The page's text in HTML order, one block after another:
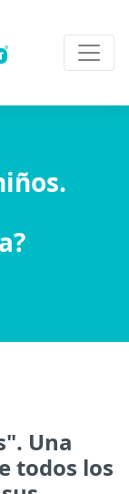
Una
todos los